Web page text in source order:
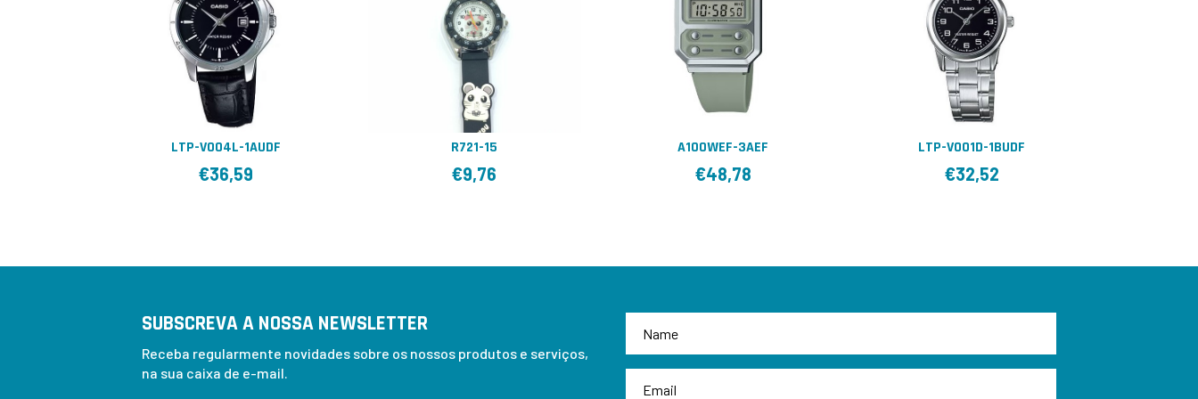
LTP-V004L-1AUDF
€36,59
R721-15
€9,76
A100WEF-3AEF
€48,78
LTP-V001D-1BUDF
€32,52
SUBSCREVA A NOSSA NEWSLETTER
Receba regularmente novidades sobre os nossos produtos e serviços,
na sua caixa de e-mail.